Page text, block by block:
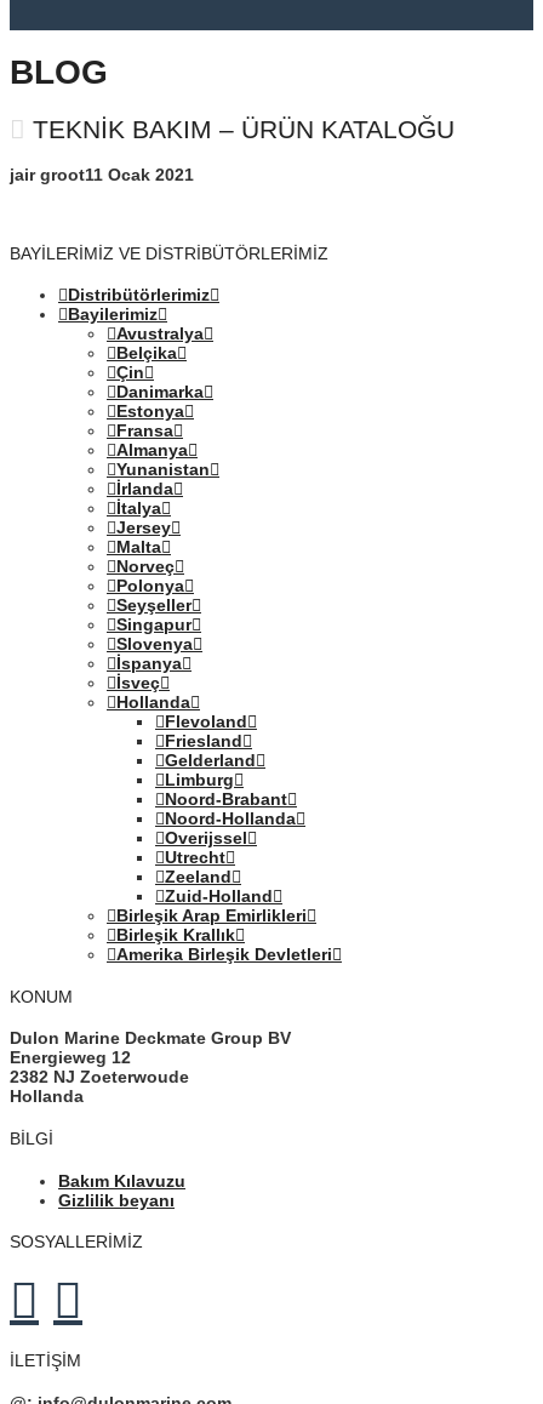
BLOG
TEKNIK BAKIM – ÜRÜN KATALOĞU
jair groot11 Ocak 2021
BAYILERIMIZ VE DISTRIBÜTÖRLERIMIZ
Distribütörlerimiz
Bayilerimiz
Avustralya
Belçika
Çin
Danimarka
Estonya
Fransa
Almanya
Yunanistan
İrlanda
İtalya
Jersey
Malta
Norveç
Polonya
Seyşeller
Singapur
Slovenya
İspanya
İsveç
Hollanda
Flevoland
Friesland
Gelderland
Limburg
Noord-Brabant
Noord-Hollanda
Overijssel
Utrecht
Zeeland
Zuid-Holland
Birleşik Arap Emirlikleri
Birleşik Krallık
Amerika Birleşik Devletleri
KONUM
Dulon Marine Deckmate Group BV
Energieweg 12
2382 NJ Zoeterwoude
Hollanda
BILGI
Bakım Kılavuzu
Gizlilik beyanı
SOSYALLERİMİZ
İLETIŞIM